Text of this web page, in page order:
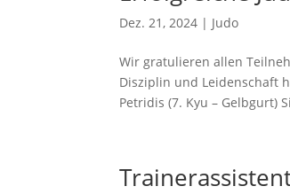
Dez. 21, 2024 | Judo
Wir gratulieren allen
Disziplin und Leidenschaft
Petridis (7. Kyu – Gelbgurt)